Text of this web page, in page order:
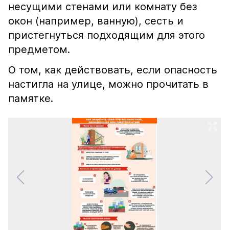
несущими стенами или комнату без
окон (например, ванную), сесть и
пристегнуться подходящим для этого
предметом.
О том, как действовать, если опасность
настигла на улице, можно прочитать в
памятке.